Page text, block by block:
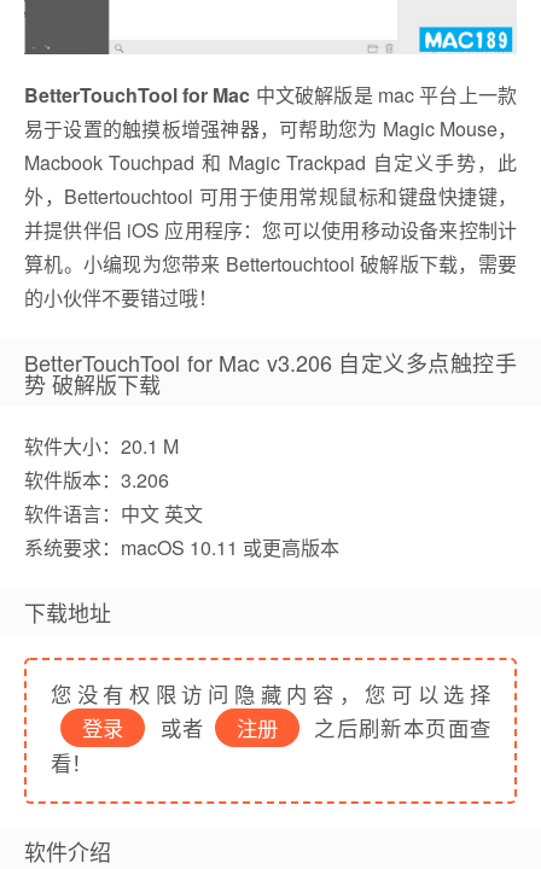
BetterTouchTool for Mac 中文破解版是 mac 平台上一款
易于设置的触摸板增强神器，可帮助您为 Magic Mouse，
Macbook Touchpad 和 Magic Trackpad 自定义手势，此
外，Bettertouchtool 可用于使用常规鼠标和键盘快捷键，
并提供伴侣 iOS 应用程序：您可以使用移动设备来控制计
算机。小编现为您带来 Bettertouchtool 破解版下载，需要
的小伙伴不要错过哦！
BetterTouchTool for Mac v3.206 自定义多点触控手
势 破解版下载
软件大小：20.1 M
软件版本：3.206
软件语言：中文 英文
系统要求：macOS 10.11 或更高版本
下载地址
您没有权限访问隐藏内容，您可以选择
登录
或者 注册
之后刷新本页面查
看！
软件介绍